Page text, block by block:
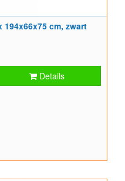
cm, zwart
Details